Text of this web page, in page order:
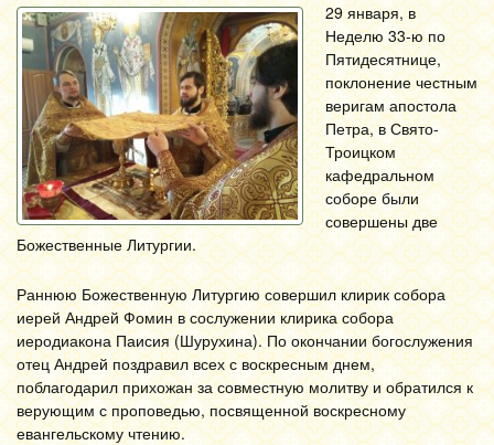
29 января, в
Неделю 33-ю по
Пятидесятнице,
поклонение честным
веригам апостола
Петра, в Свято-
Троицком
кафедральном
соборе были
совершены две
Божественные Литургии.
Раннюю Божественную Литургию совершил клирик собора
иерей Андрей Фомин в сослужении клирика собора
иеродиакона Паисия (Шурухина). По окончании богослужения
отец Андрей поздравил всех с воскресным днем,
поблагодарил прихожан за совместную молитву и обратился к
верующим с проповедью, посвященной воскресному
евангельскому чтению.